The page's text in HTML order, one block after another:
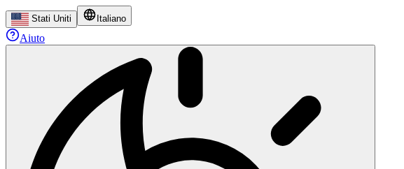
Stati Uniti Italiano
Aiuto